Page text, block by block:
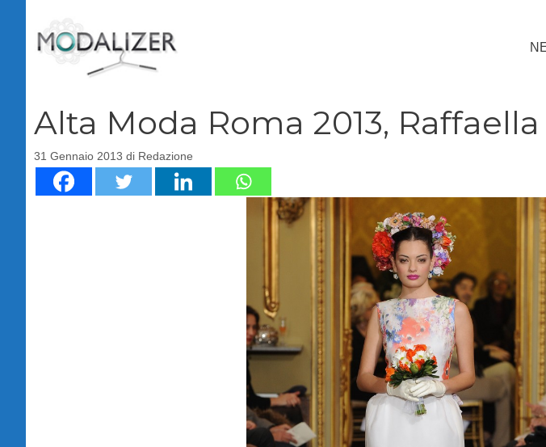
contenuto
Alta Moda Roma 2013, Raffaella
31 Gennaio 2013 di Redazione